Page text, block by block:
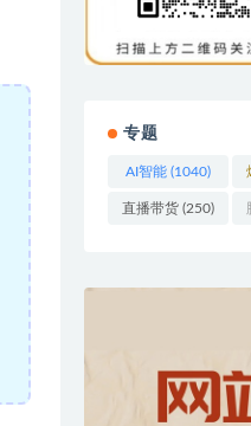
专题
AI智能 (1040)
直播带货 (250)